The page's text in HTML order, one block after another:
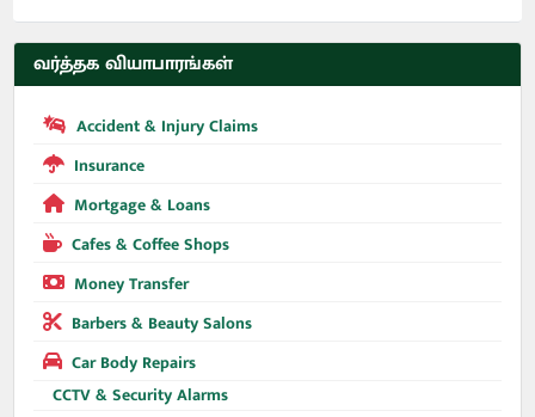
வர்த்தக வியாபாரங்கள்
Accident & Injury Claims
Insurance
Mortgage & Loans
Cafes & Coffee Shops
Money Transfer
Barbers & Beauty Salons
Car Body Repairs
CCTV & Security Alarms